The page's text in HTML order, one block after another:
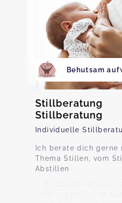
Behutsam
Stillberatung
Stillberatung
Individuelle
Ich berate dich gerne
Thema Stillen, vom
Abstillen
Bortelskamp 24,
Rellingen Online